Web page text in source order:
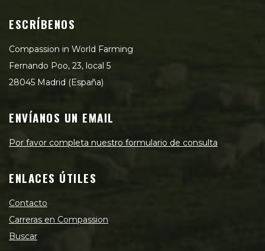
ESCRÍBENOS
Compassion in World Farming
Fernando Poo, 23, local 5
28045 Madrid (España)
ENVÍANOS UN EMAIL
Por favor completa nuestro formulario de consulta
ENLACES ÚTILES
Contacto
Carreras en Compassion
Buscar